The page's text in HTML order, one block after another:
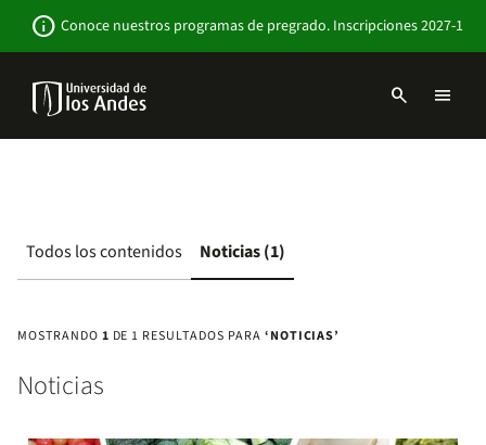
contenido
info Conoce nuestros programas de pregrado. Inscripciones 2027-1
Navbar
search menu
Todos los contenidos Noticias (1)
MOSTRANDO 1 DE 1 RESULTADOS PARA ‘NOTICIAS’
Noticias